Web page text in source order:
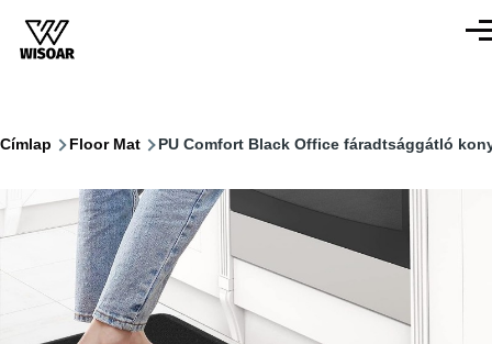
Morzsa
Címlap Floor Mat PU Comfort Black Office fáradtsággátló